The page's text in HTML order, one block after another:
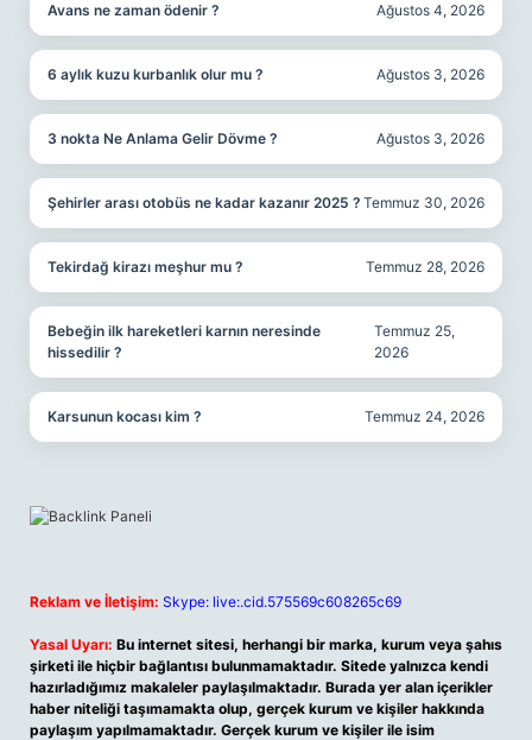
Avans ne zaman ödenir ? Ağustos 4, 2026
6 aylık kuzu kurbanlık olur mu ? Ağustos 3, 2026
3 nokta Ne Anlama Gelir Dövme ? Ağustos 3, 2026
Şehirler arası otobüs ne kadar kazanır 2025 ? Temmuz 30, 2026
Tekirdağ kirazı meşhur mu ? Temmuz 28, 2026
Bebeğin ilk hareketleri karnın neresinde
hissedilir ?
Temmuz 25,
2026
Karsunun kocası kim ? Temmuz 24, 2026
Reklam ve İletişim: Skype: live:.cid.575569c608265c69
Yasal Uyarı: Bu internet sitesi, herhangi bir marka, kurum veya şahıs
şirketi ile hiçbir bağlantısı bulunmamaktadır. Sitede yalnızca kendi
hazırladığımız makaleler paylaşılmaktadır. Burada yer alan içerikler
haber niteliği taşımamakta olup, gerçek kurum ve kişiler hakkında
paylaşım yapılmamaktadır. Gerçek kurum ve kişiler ile isim